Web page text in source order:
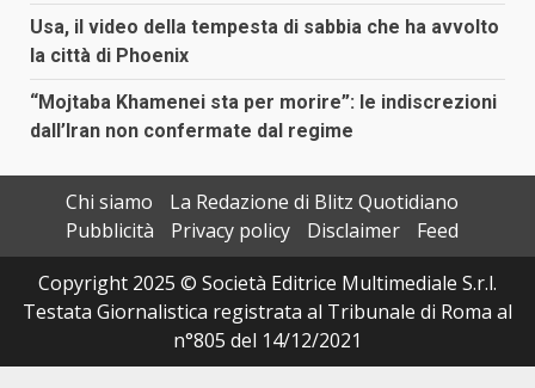
Usa, il video della tempesta di sabbia che ha avvolto
la città di Phoenix
“Mojtaba Khamenei sta per morire”: le indiscrezioni
dall’Iran non confermate dal regime
Chi siamo
La Redazione di Blitz Quotidiano
Pubblicità
Privacy policy Disclaimer
Feed
Copyright 2025 © Società Editrice Multimediale S.r.l.
Testata Giornalistica registrata al Tribunale di Roma al
n°805 del 14/12/2021